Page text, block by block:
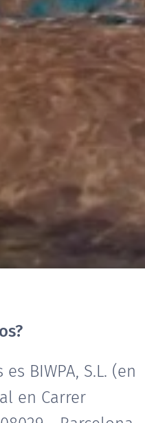
BIWPA, S.L. (en
en Carrer